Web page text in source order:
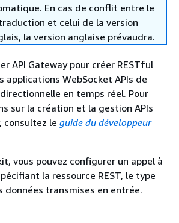
En cas de conflit entre le
et celui de la version
la version anglaise prévaudra.
API Gateway pour créer RESTful
applications WebSocket APIs de
en temps réel. Pour
sur la création et la gestion APIs
consultez le guide du développeur
vous pouvez configurer un appel à
la ressource REST, le type
données transmises en entrée.